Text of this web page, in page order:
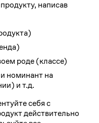
написав
роде (классе)
номинант на
и т.д.
себя с
действительно